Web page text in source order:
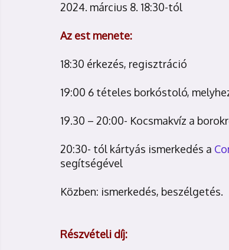
2024. március 8. 18:30-tól
Az est menete:
18:30 érkezés, regisztráció
19:00 6 tételes borkóstoló,
19.30 – 20:00- Kocsmakvíz a
20:30- tól kártyás ismerkedés a
segítségével
Közben: ismerkedés, beszélgetés.
Részvételi díj: